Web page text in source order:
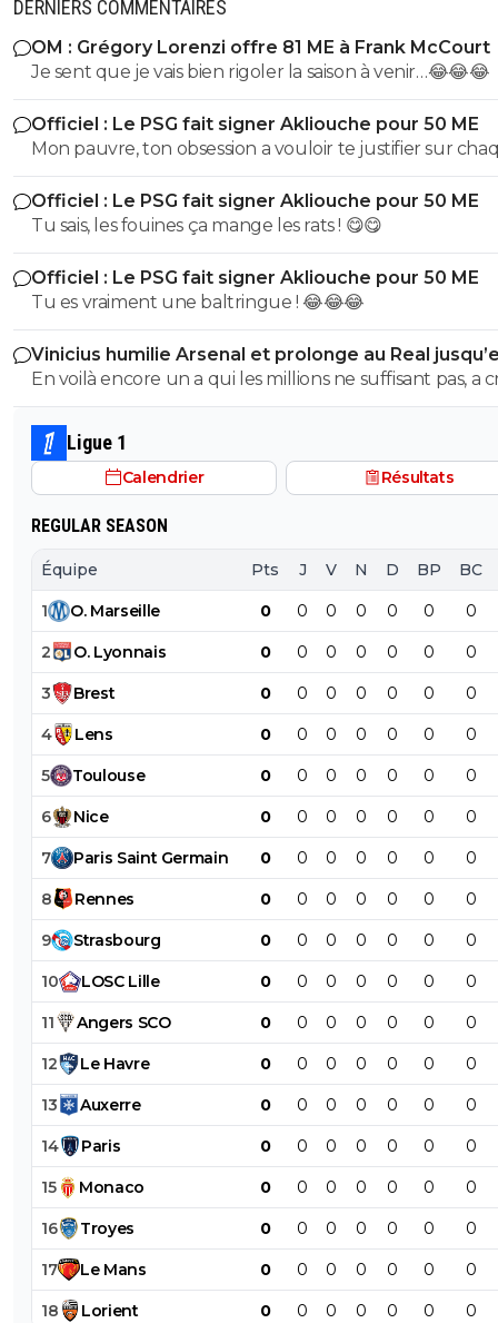
DERNIERS COMMENTAIRES
OM : Grégory Lorenzi offre 81 ME à Frank McCourt
Je sent que je vais bien rigoler la saison à venir…😂😂😂
Officiel : Le PSG fait signer Akliouche pour 50 ME
Mon pauvre, ton obsession a vouloir te justifier sur
commentaire 🤣😂😂 Tu aurais la queue d'un chat qui
de bouche et on t'accuserait de l'avoir mangé que tu
encore....mdr
Officiel : Le PSG fait signer Akliouche pour 50 ME
Tu sais, les fouines ça mange les rats ! 😋😋
Officiel : Le PSG fait signer Akliouche pour 50 ME
Tu es vraiment une baltringue ! 😂😂😂
Vinicius humilie Arsenal et prolonge au Real
2032
En voilà encore un a qui les millions ne suffisant pas, a
sur son club pour en récupérer quelques uns de
mec pareil me pue au nez...Reste au Réal et continue
pourrir le vestiaire !
Ligue 1
Calendrier Résultats
REGULAR SEASON
Équipe Pts J V N D BP BC
1 O. Marseille 0 0 0 0 0 0 0
2 O. Lyonnais 0 0 0 0 0 0 0
3 Brest 0 0 0 0 0 0 0
4 Lens 0 0 0 0 0 0 0
5 Toulouse 0 0 0 0 0 0 0
6 Nice 0 0 0 0 0 0 0
7 Paris Saint Germain 0 0 0 0 0 0 0
8 Rennes 0 0 0 0 0 0 0
9 Strasbourg 0 0 0 0 0 0 0
10 LOSC Lille 0 0 0 0 0 0 0
11 Angers SCO 0 0 0 0 0 0 0
12 Le Havre 0 0 0 0 0 0 0
13 Auxerre 0 0 0 0 0 0 0
14 Paris 0 0 0 0 0 0 0
15 Monaco 0 0 0 0 0 0 0
16 Troyes 0 0 0 0 0 0 0
17 Le Mans 0 0 0 0 0 0 0
18 Lorient 0 0 0 0 0 0 0